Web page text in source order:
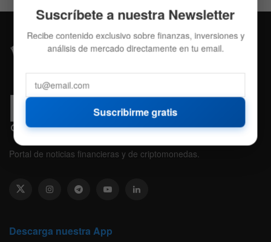
Portal de noticias financieras y de criptomonedas.
Descarga nuestra App
Suscríbete a nuestra Newsletter
Recibe contenido exclusivo sobre finanzas, inversiones y
análisis de mercado directamente en tu email.
Suscribirme gratis